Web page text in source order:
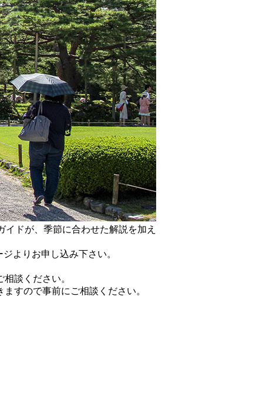
ドが、季節に合わせた解説を加え
よりお申し込み下さい。
談ください。
すので事前にご相談ください。